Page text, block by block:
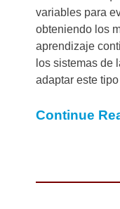
variables para
obteniendo los
aprendizaje
los sistemas de
adaptar este
Continue